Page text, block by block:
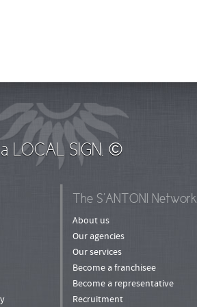
LOCAL SIGN. ©
The S’ANTONI Network
About us
Our agencies
Our services
Become a franchisee
Become a representative
Recruitment